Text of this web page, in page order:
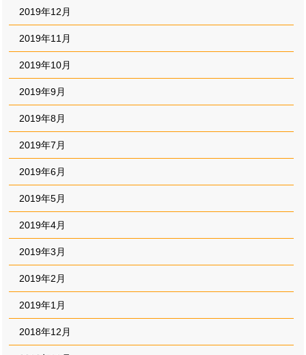
2019年12月
2019年11月
2019年10月
2019年9月
2019年8月
2019年7月
2019年6月
2019年5月
2019年4月
2019年3月
2019年2月
2019年1月
2018年12月